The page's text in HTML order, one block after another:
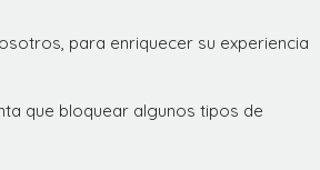
para enriquecer su experiencia
que bloquear algunos tipos de